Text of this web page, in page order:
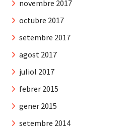
novembre 2017
octubre 2017
setembre 2017
agost 2017
juliol 2017
febrer 2015
gener 2015
setembre 2014